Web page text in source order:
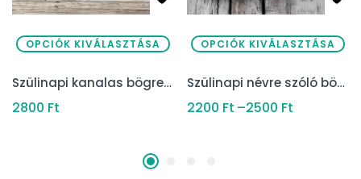
OPCIÓK KIVÁLASZTÁSA
Szülinapi kanalas bögre két színben
2800 Ft
OPCIÓK KIVÁLASZTÁSA
Szülinapi névre szóló bögre
2200 Ft –2500 Ft